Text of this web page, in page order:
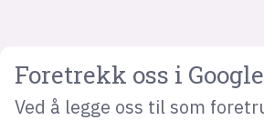
Foretrekk oss i
Ved å legge oss til som